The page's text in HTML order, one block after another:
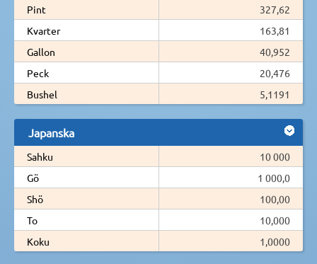
Pint
327,62
Kvarter
163,81
Gallon
40,952
Peck
20,476
Bushel
5,1191
Japanska
Sahku
10 000
Gö
1 000,0
Shö
100,00
To
10,000
Koku
1,0000